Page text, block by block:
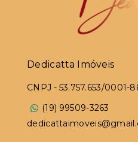
Dedicatta Imóveis
CNPJ - 53.757.653/0001-
(19) 99509-3263